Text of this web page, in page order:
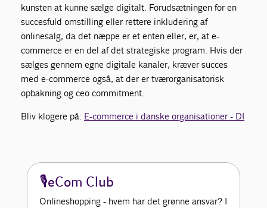
kunsten at kunne sælge digitalt. Forudsætningen for en
succesfuld omstilling eller rettere inkludering af
onlinesalg, da det næppe er et enten eller, er, at e-
commerce er en del af det strategiske program. Hvis der
sælges gennem egne digitale kanaler, kræver succes
med e-commerce også, at der er tværorganisatorisk
opbakning og ceo commitment.
Bliv klogere på: E-commerce i danske organisationer - DI
🎙️eCom Club
Onlineshopping - hvem har det grønne ansvar? I